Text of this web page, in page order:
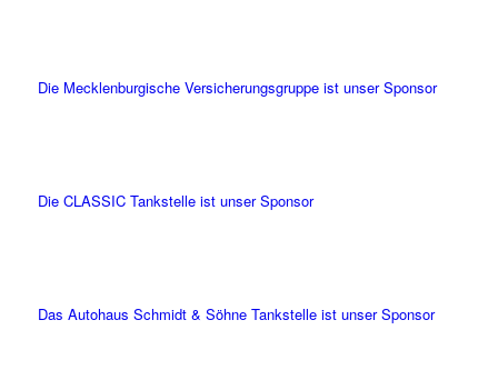
Die Mecklenburgische Versicherungsgruppe ist unser Sponsor
Die CLASSIC Tankstelle ist unser Sponsor
Das Autohaus Schmidt & Söhne Tankstelle ist unser Sponsor